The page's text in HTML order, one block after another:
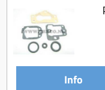
Info